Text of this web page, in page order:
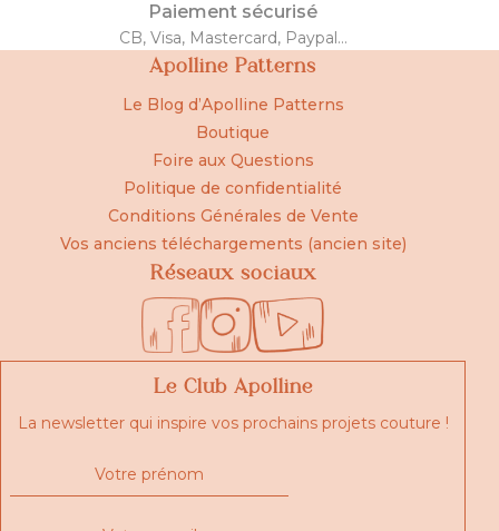
Paiement sécurisé
CB, Visa, Mastercard, Paypal...
Apolline Patterns
Le Blog d’Apolline Patterns
Boutique
Foire aux Questions
Politique de confidentialité
Conditions Générales de Vente
Vos anciens téléchargements (ancien site)
Réseaux sociaux
Le Club Apolline
La newsletter qui inspire vos prochains projets couture !